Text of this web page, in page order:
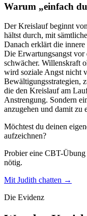
Warum „einfach
Der Kreislauf beginnt
hältst durch, mit
Danach erklärt die
Die Erwartungsangst vor
schwächer. Willenskraft
wird soziale Angst nicht
Bewältigungsstrategien,
die den Kreislauf am
Anstrengung. Sondern
anzugehen und damit zu
Möchtest du deinen
aufzeichnen?
Probier eine CBT-
nötig.
Mit Judith chatten →
Die Evidenz